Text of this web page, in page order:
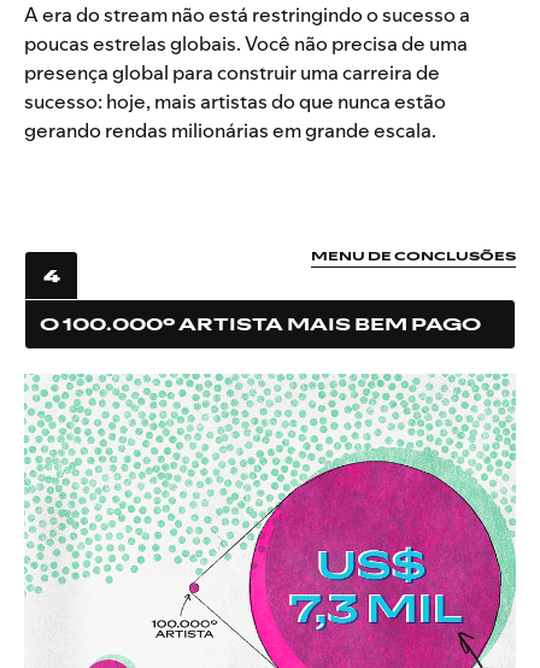
A era do stream não está restringindo o sucesso a
poucas estrelas globais. Você não precisa de uma
presença global para construir uma carreira de
sucesso: hoje, mais artistas do que nunca estão
gerando rendas milionárias em grande escala.
4
MENU DE CONCLUSÕES
O 100.000º ARTISTA MAIS BEM PAGO